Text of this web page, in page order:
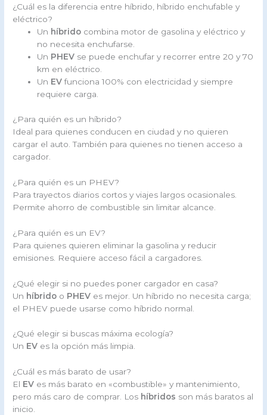
¿Cuál es la diferencia entre híbrido, híbrido enchufable y
eléctrico?
Un híbrido combina motor de gasolina y eléctrico y
no necesita enchufarse.
Un PHEV se puede enchufar y recorrer entre 20 y 70
km en eléctrico.
Un EVfunciona 100% con electricidad y siempre
requiere carga.
¿Para quién es un híbrido?
Ideal para quienes conducen en ciudad y no quieren
cargar el auto. También para quienes no tienen acceso a
cargador.
¿Para quién es un PHEV?
Para trayectos diarios cortos y viajes largos ocasionales.
Permite ahorro de combustible sin limitar alcance.
¿Para quién es un EV?
Para quienes quieren eliminar la gasolina y reducir
emisiones. Requiere acceso fácil a cargadores.
¿Qué elegir si no puedes poner cargador en casa?
Un híbrido o PHEV es mejor. Un híbrido no necesita carga;
el PHEV puede usarse como híbrido normal.
¿Qué elegir si buscas máxima ecología?
Un EV es la opción más limpia.
¿Cuál es más barato de usar?
El EV es más barato en «combustible» y mantenimiento,
pero más caro de comprar. Los híbridos son más baratos al
inicio.